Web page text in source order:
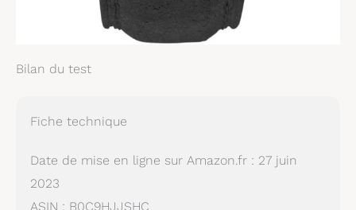
Bilan du test
Fiche technique
Date de mise en ligne sur Amazon.fr : 27 juin
2023
ASIN : B0C9HJJSHC